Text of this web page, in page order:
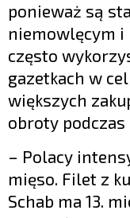
ponieważ są
niemowlęcym i
często
gazetkach w
większych
obroty
– Polacy
mięso. Filet z
Schab ma 13.